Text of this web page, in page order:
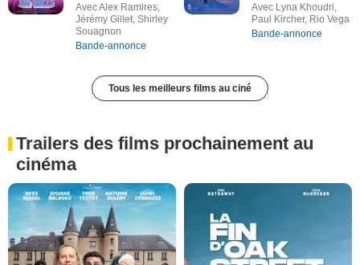
Avec Alex Ramires,
Jérémy Gillet, Shirley
Souagnon
Bande-annonce
Avec Lyna Khoudri,
Paul Kircher, Rio Vega
Bande-annonce
Tous les meilleurs films au ciné
Trailers des films prochainement au
cinéma